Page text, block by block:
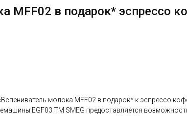
MFF02 в подарок* эспрессо
молока MFF02 в подарок* к эспрессо
EGF03 ТМ SMEG предоставляется